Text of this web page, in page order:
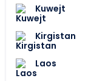
Kuwejt
Kirgistan
Laos